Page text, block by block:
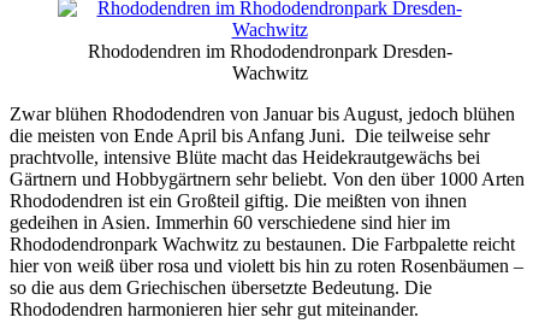
Rhododendren im Rhododendronpark Dresden-
Wachwitz
Zwar blühen Rhododendren von Januar bis August, jedoch blühen
die meisten von Ende April bis Anfang Juni. Die teilweise sehr
prachtvolle, intensive Blüte macht das Heidekrautgewächs bei
Gärtnern und Hobbygärtnern sehr beliebt. Von den über 1000 Arten
Rhododendren ist ein Großteil giftig. Die meißten von ihnen
gedeihen in Asien. Immerhin 60 verschiedene sind hier im
Rhododendronpark Wachwitz zu bestaunen. Die Farbpalette reicht
hier von weiß über rosa und violett bis hin zu roten Rosenbäumen –
so die aus dem Griechischen übersetzte Bedeutung. Die
Rhododendren harmonieren hier sehr gut miteinander.